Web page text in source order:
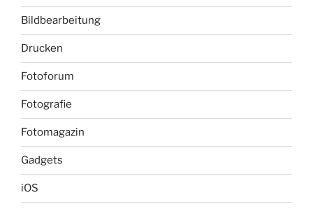
Bildbearbeitung
Drucken
Fotoforum
Fotografie
Fotomagazin
Gadgets
iOS